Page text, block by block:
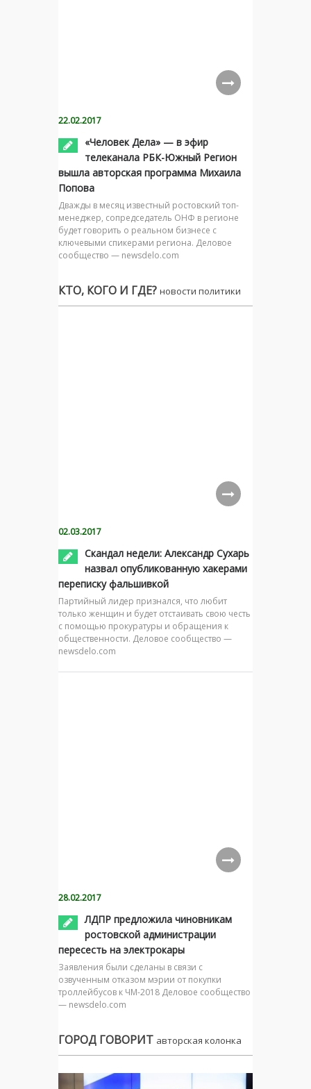
22.02.2017
«Человек Дела» — в эфир
телеканала РБК-Южный Регион
вышла авторская программа Михаила
Попова
Дважды в месяц известный ростовский топ-
менеджер, сопредседатель ОНФ в регионе
будет говорить о реальном бизнесе с
ключевыми спикерами региона. Деловое
сообщество — newsdelo.com
КТО, КОГО И ГДЕ? новости политики
02.03.2017
Скандал недели: Александр Сухарь
назвал опубликованную хакерами
переписку фальшивкой
Партийный лидер признался, что любит
только женщин и будет отстаивать свою честь
с помощью прокуратуры и обращения к
общественности. Деловое сообщество —
newsdelo.com
28.02.2017
ЛДПР предложила чиновникам
ростовской администрации
пересесть на электрокары
Заявления были сделаны в связи с
озвученным отказом мэрии от покупки
троллейбусов к ЧМ-2018 Деловое сообщество
— newsdelo.com
ГОРОД ГОВОРИТ авторская колонка